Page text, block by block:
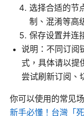
选择合适的节
制、混淆等高
保存设置并连
说明：不同订阅
式，具体请以提
尝试刷新订阅、
你可以使用的常见
新手必懂！台灣「